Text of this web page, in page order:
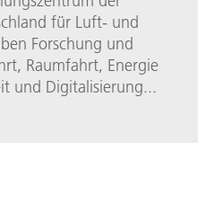
für Luft- und
Forschung und
Raumfahrt, Energie
und Digitalisierung...